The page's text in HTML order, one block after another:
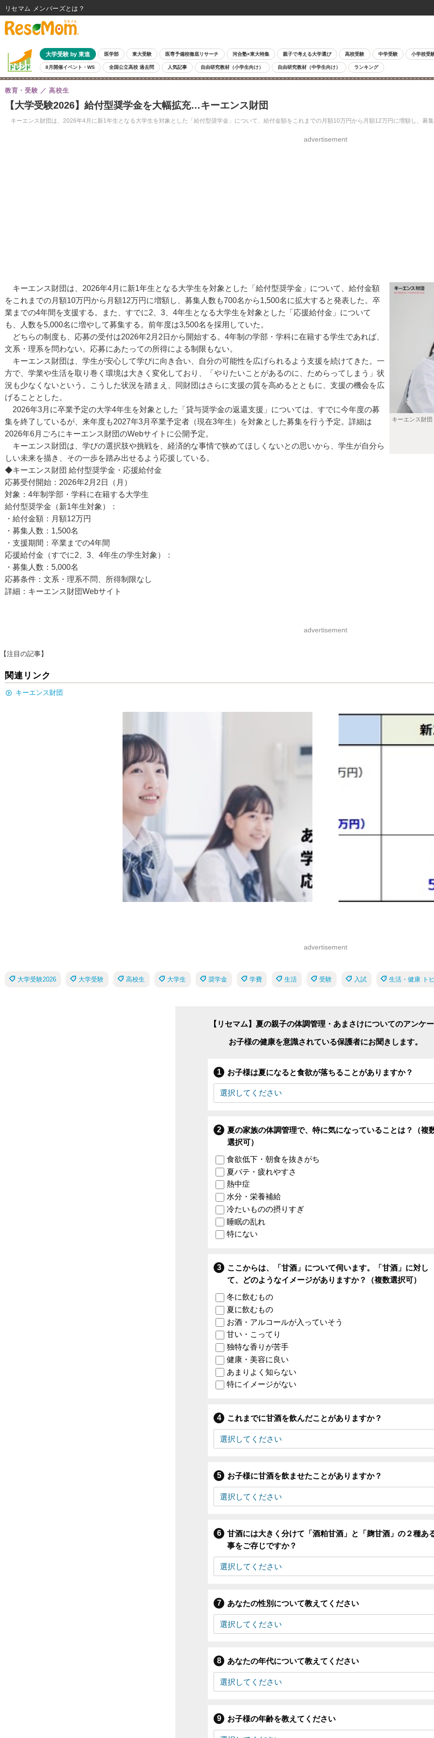
大学受験 by 東進 医学部 東大受験 医専予備校徹底リサーチ 河合塾×東大特集 親子で考える大学選び 高校受験 中学受験 小学校受
8月開催イベント・WS 全国公立高校 過去問 人気記事 自由研究教材（小学生向け） 自由研究教材（中学生向け） ランキング
【大学受験2026】給付型奨学金を大幅拡充…キーエンス財団
キーエンス財団は、2026年4月に新1年生となる大学生を対象とした「給付型奨学金」について、給付金額をこれまでの月額10万円から月額12万円に増額し、募
教育・受験 高校生
advertisement
キーエンス財団
キーエンス財団は、2026年4月に新1年生となる大学生を対象とした「給付型奨学金」について、給付金額
をこれまでの月額10万円から月額12万円に増額し、募集人数も700名から1,500名に拡大すると発表した。卒
業までの4年間を支援する。また、すでに2、3、4年生となる大学生を対象とした「応援給付金」について
も、人数を5,000名に増やして募集する。前年度は3,500名を採用していた。
どちらの制度も、応募の受付は2026年2月2日から開始する。4年制の学部・学科に在籍する学生であれば、
文系・理系を問わない。応募にあたっての所得による制限もない。
キーエンス財団は、学生が安心して学びに向き合い、自分の可能性を広げられるよう支援を続けてきた。一
方で、学業や生活を取り巻く環境は大きく変化しており、「やりたいことがあるのに、ためらってしまう」状
況も少なくないという。こうした状況を踏まえ、同財団はさらに支援の質を高めるとともに、支援の機会を広
げることとした。
2026年3月に卒業予定の大学4年生を対象とした「貸与奨学金の返還支援」については、すでに今年度の募
集を終了しているが、来年度も2027年3月卒業予定者（現在3年生）を対象とした募集を行う予定。詳細は
2026年6月ごろにキーエンス財団のWebサイトに公開予定。
キーエンス財団は、学びの選択肢や挑戦を、経済的な事情で狭めてほしくないとの思いから、学生が自分ら
しい未来を描き、その一歩を踏み出せるよう応援している。
◆キーエンス財団 給付型奨学金・応援給付金
応募受付開始：2026年2月2日（月）
対象：4年制学部・学科に在籍する大学生
給付型奨学金（新1年生対象）：
・給付金額：月額12万円
・募集人数：1,500名
・支援期間：卒業までの4年間
応援給付金（すでに2、3、4年生の学生対象）：
・募集人数：5,000名
応募条件：文系・理系不問、所得制限なし
詳細：キーエンス財団Webサイト
advertisement
【注目の記事】
関連リンク
キーエンス財団
advertisement
大学受験2026 大学受験 高校生 大学生 奨学金 学費 生活 受験 入試 生活・健康 ト
【リセマム】夏の親子の体調管理・あまさけについてのアンケ
お子様の健康を意識されている保護者にお聞きします。
お子様は夏になると食欲が落ちることがありますか？
夏の家族の体調管理で、特に気になっていることは？（複
選択可）
食欲低下・朝食を抜きがち
夏バテ・疲れやすさ
熱中症
水分・栄養補給
冷たいものの摂りすぎ
睡眠の乱れ
特にない
ここからは、「甘酒」について伺います。「甘酒」に対し
て、どのようなイメージがありますか？（複数選択可）
冬に飲むもの
夏に飲むもの
お酒・アルコールが入っていそう
甘い・こってり
独特な香りが苦手
健康・美容に良い
あまりよく知らない
特にイメージがない
これまでに甘酒を飲んだことがありますか？
お子様に甘酒を飲ませたことがありますか？
甘酒には大きく分けて「酒粕甘酒」と「麹甘酒」の２種あ
事をご存じですか？
あなたの性別について教えてください
あなたの年代について教えてください
お子様の年齢を教えてください
リセマム メンバーズ